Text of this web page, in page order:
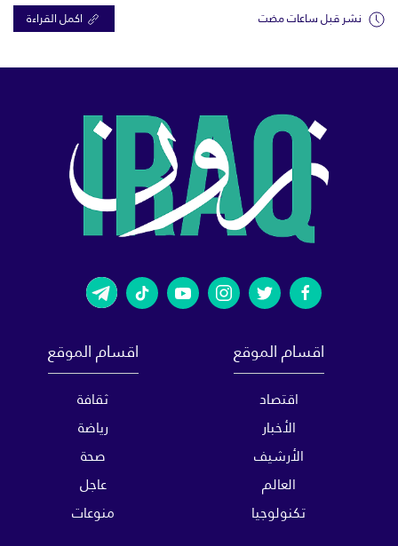
نشر قبل ساعات مضت اكمل القراءة
اقسام الموقع
اقتصاد
الأخبار
الأرشيف
العالم
تكنولوجيا
اقسام الموقع
ثقافة
رياضة
صحة
عاجل
منوعات